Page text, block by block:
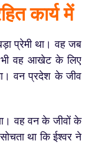
कार्य में
था। वह जब
वह आखेट के लिए
वन प्रदेश के जीव
वन के जीवों के
था कि ईश्वर ने